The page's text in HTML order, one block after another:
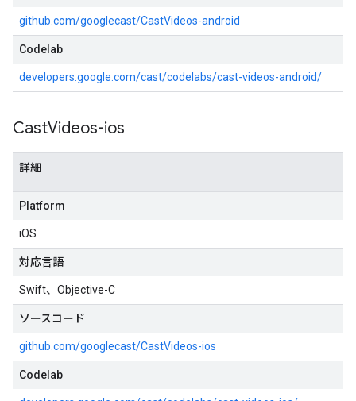
github.com/googlecast/CastVideos-android
Codelab
developers.google.com/cast/codelabs/cast-videos-android/
CastVideos-ios
詳細
Platform
iOS
対応言語
Swift、Objective-C
ソースコード
github.com/googlecast/CastVideos-ios
Codelab